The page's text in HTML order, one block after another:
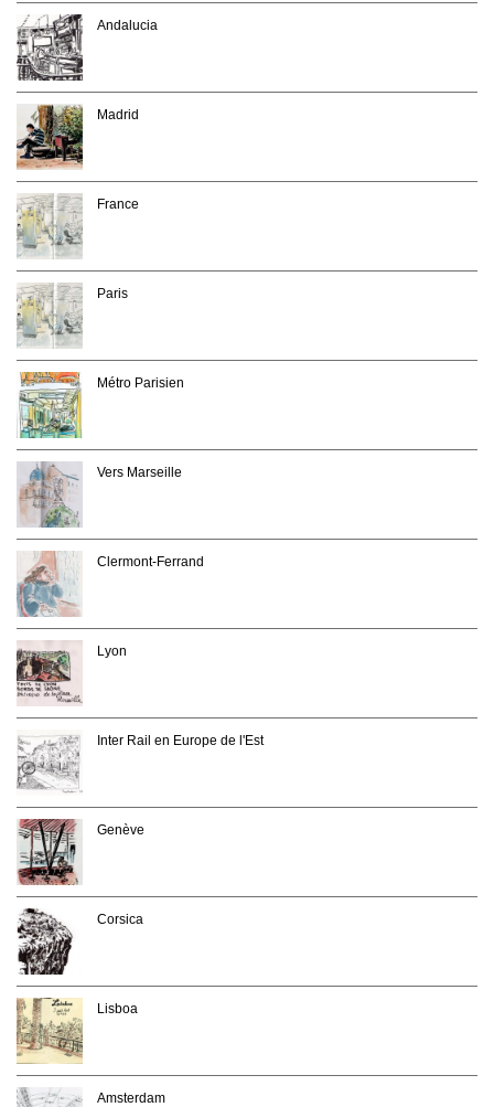
Andalucia
Madrid
France
Paris
Métro Parisien
Vers Marseille
Clermont-Ferrand
Lyon
Inter Rail en Europe de l'Est
Genève
Corsica
Lisboa
Amsterdam